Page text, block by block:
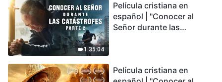
1:35:04
Película cristiana en
español | "Conocer al
Señor durante las
podemos sobrevivir?
Película cristiana en